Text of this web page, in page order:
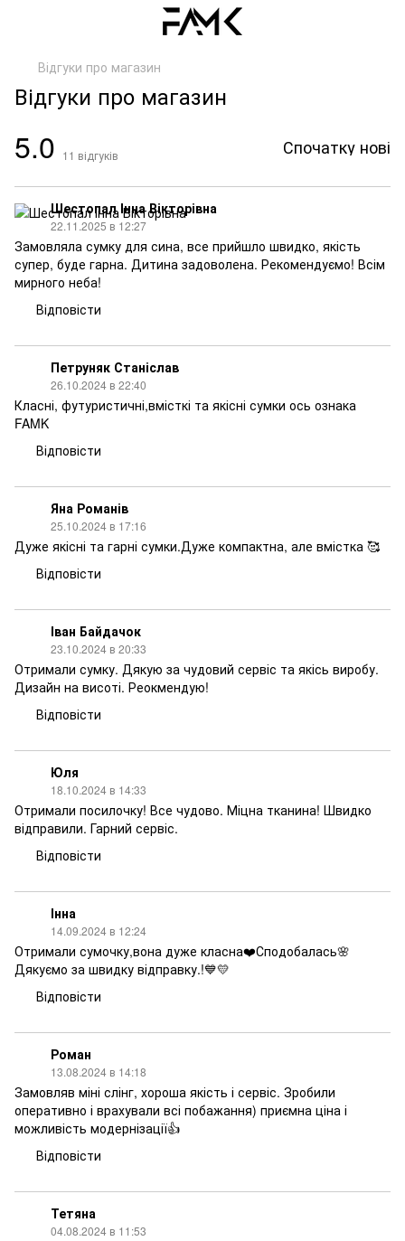
Відгуки про магазин
Відгуки про магазин
5.0 11 відгуків Спочатку нові
Шестопал Інна Вікторівна
22.11.2025 в 12:27
Замовляла сумку для сина, все прийшло швидко, якість
супер, буде гарна. Дитина задоволена. Рекомендуємо! Всім
мирного неба!
Відповісти
Петруняк Станіслав
26.10.2024 в 22:40
Класні, футуристичні,вмісткі та якісні сумки ось ознака
FAMK
Відповісти
Яна Романів
25.10.2024 в 17:16
Дуже якісні та гарні сумки.Дуже компактна, але вмістка 🥰
Відповісти
Іван Байдачок
23.10.2024 в 20:33
Отримали сумку. Дякую за чудовий сервіс та якісь виробу.
Дизайн на висоті. Реокмендую!
Відповісти
Юля
18.10.2024 в 14:33
Отримали посилочку! Все чудово. Міцна тканина! Швидко
відправили. Гарний сервіс.
Відповісти
Інна
14.09.2024 в 12:24
Отримали сумочку,вона дуже класна❤️Сподобалась🌸
Дякуємо за швидку відправку.!💙💛
Відповісти
Роман
13.08.2024 в 14:18
Замовляв міні слінг, хороша якість і сервіс. Зробили
оперативно і врахували всі побажання) приємна ціна і
можливість модернізації👍
Відповісти
Тетяна
04.08.2024 в 11:53